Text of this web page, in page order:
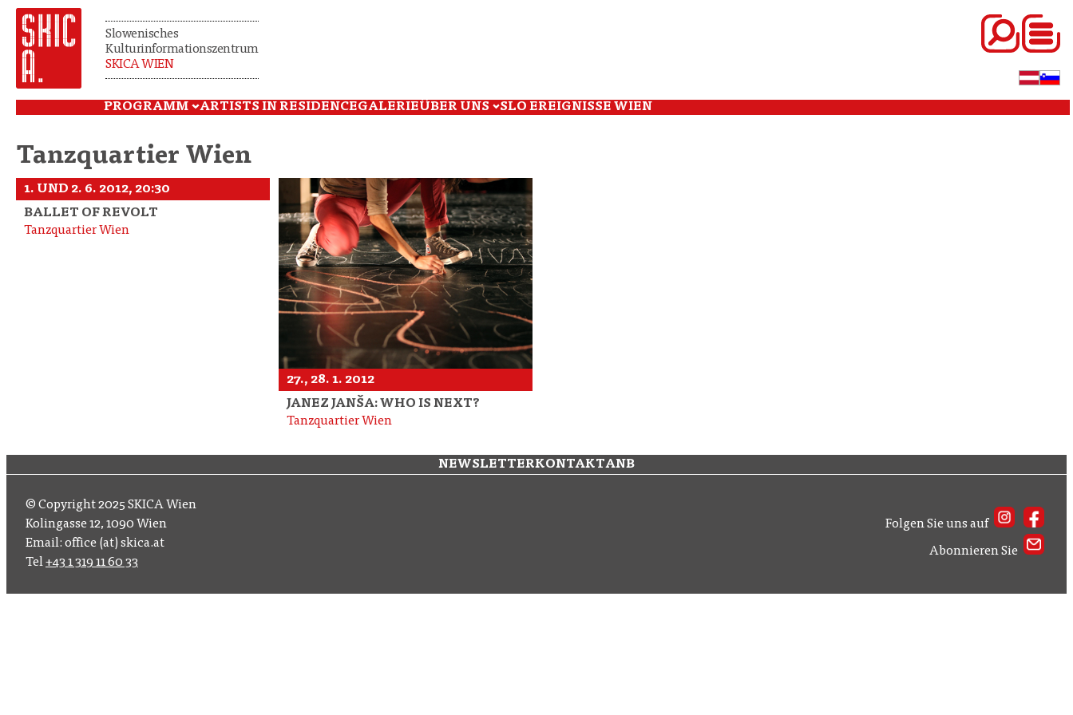
Slowenisches
Kulturinformationszentrum
SKICA WIEN
PROGRAMM ARTISTS IN RESIDENCEGALERIEÜBER UNS SLO EREIGNISSE WIEN
Tanzquartier Wien
1. UND 2. 6. 2012, 20:30
BALLET OF REVOLT
Tanzquartier Wien
27., 28. 1. 2012
JANEZ JANŠA: WHO IS NEXT?
Tanzquartier Wien
NEWSLETTERKONTAKTANB
© Copyright 2025 SKICA Wien
Kolingasse 12, 1090 Wien
Email: office (at) skica.at
Tel+43 1 319 11 60 33
Folgen Sie uns auf
Abonnieren Sie